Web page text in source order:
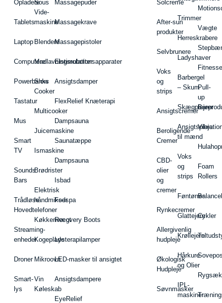
Opladere
Tablets
Laptop
Computere
Powerbanks
Tastatur
Mus
Smart
TV
Sounds
Bars
Trådløse
Hovedtelefoner
Streaming-
enheder
Droner
Smart-
lys
Sous
Vide-
maskine
Blendere
Madlavningsrobotter
Slow
Cooker
Multicooker
Juicemaskine
Ismaskine
Brødrister
Elektrisk
håndmikser
Køkkenvægt
Kogeplade
Mikroovn
Vin
Køleskab
Massagepuder
Massagekrave
Massagepistoler
Elstimulationsapparater
Ansigtsdamper
FlexRelief Knæterapi
Dampsauna
Saunatæppe
Dampsauna
Isbad
Fodspa
Recovery Boots
Lysterapilamper
LED-masker til ansigtet
Ansigtsdampere
EyeRelief
Solcreme
After-sun
produkter
Selvbrunere
Voks
og
strips
Ansigtscremer
Beroligende
Cremer
CBD-
olier
og
cremer
Rynkecremer
Allergivenlig
hudpleje
Økologisk
Hudpleje
Søvnmasker
Trimmer
Herreskrabere
Ladyshaver
Barbergel
– Skum
Ansigtspleje
til mænd
Voks
og
strips
Føntørrer
Glattejern
Krøllejern
Hårkure
og Olier
IPL-
maskiner
Vægte
Pull-
up
Barer
Foam
Rollers
Cykler